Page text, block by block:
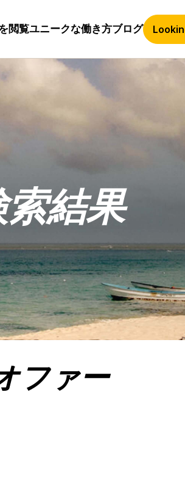
閲覧ユニークな働き方ブログ
索結果
ファー